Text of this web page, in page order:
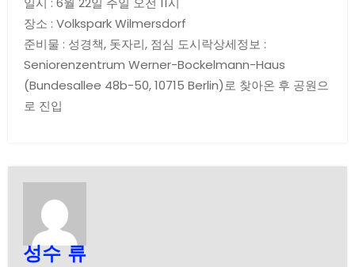
장소 : Volkspark Wilmersdorf
준비물 : 성경책, 돗자리, 점심 도시락상세정보 :
Seniorenzentrum Werner-Bockelmann-Haus
(Bundesallee 48b-50, 10715 Berlin)로 찾아온 후 공원으
로 진입
성수 류